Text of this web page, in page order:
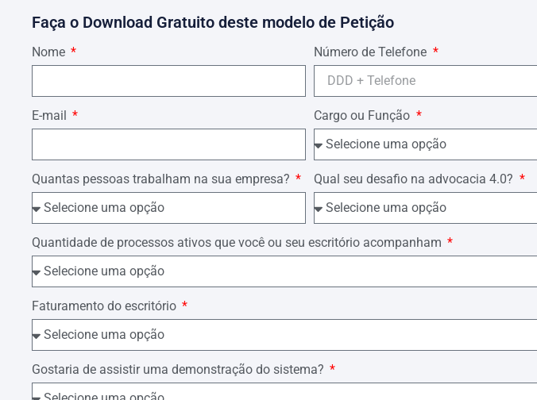
Dá à causa o valor de R$……
P. Deferimento.
Data e assinatura.
Faça o Download Gratuito deste modelo de Petição
Nome Número de Telefone
E-mail Cargo ou Função
Quantas pessoas trabalham na sua empresa? Qual seu desafio na advocacia 4.0?
Quantidade de processos ativos que você ou seu escritório acompanham
Faturamento do escritório
Gostaria de assistir uma demonstração do sistema?